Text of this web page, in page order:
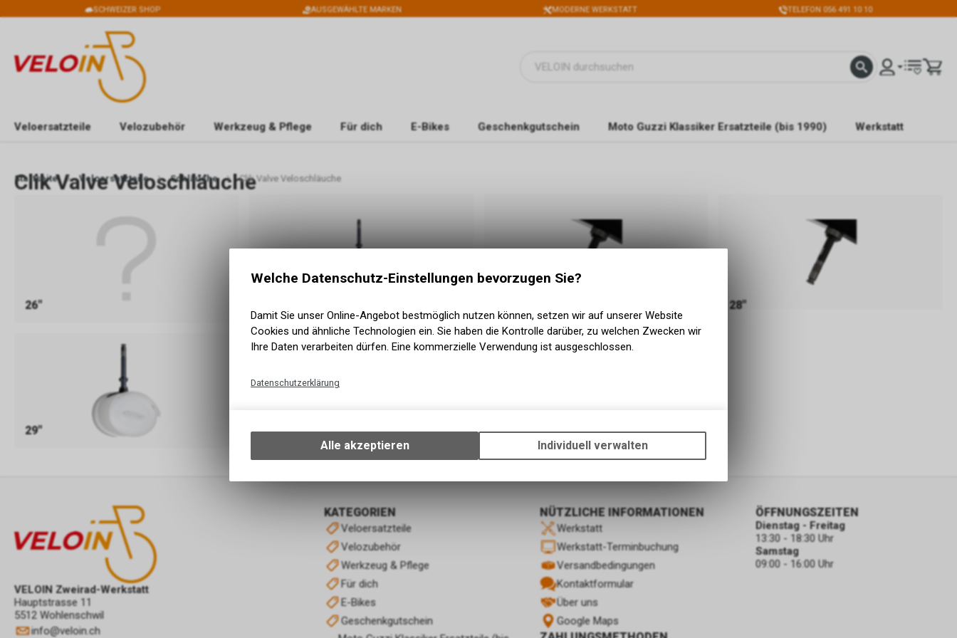
SCHWEIZER SHOP AUSGEWÄHLTE MARKEN MODERNE WERKSTATT TELEFON 056 491 10 10
Veloersatzteile Velozubehör Werkzeug & Pflege Für dich E-Bikes Geschenkgutschein Moto Guzzi Klassiker Ersatzteile (bis 1990) Werkstatt
Startseite Veloersatzteile Schläuche Clik Valve Veloschläuche
Clik Valve Veloschläuche
26" 28"
29"
VELOIN Zweirad-Werkstatt
Hauptstrasse 11
5512 Wohlenschwil
info@veloin.ch
KATEGORIEN
Veloersatzteile
Velozubehör
Werkzeug & Pflege
Für dich
E-Bikes
Geschenkgutschein
NÜTZLICHE INFORMATIONEN
Werkstatt
Werkstatt-Terminbuchung
Versandbedingungen
Kontaktformular
Über uns
Google Maps
ÖFFNUNGSZEITEN
Dienstag - Freitag
13:30 - 18:30 Uhr
Samstag
09:00 - 16:00 Uhr
Welche Datenschutz-Einstellungen bevorzugen Sie?
Damit Sie unser Online-Angebot bestmöglich nutzen können, setzen wir auf unserer Website
Cookies und ähnliche Technologien ein. Sie haben die Kontrolle darüber, zu welchen Zwecken wir
Ihre Daten verarbeiten dürfen. Eine kommerzielle Verwendung ist ausgeschlossen.
Datenschutzerklärung
Ihrem Gerät, um die grundlegenden Funktionen unseres Online-Angebots, wie die
Verwendung des Warenkorbs, zu ermöglichen. Bitte beachten Sie, dass die
zulassen.
Alle akzeptieren Individuell verwalten